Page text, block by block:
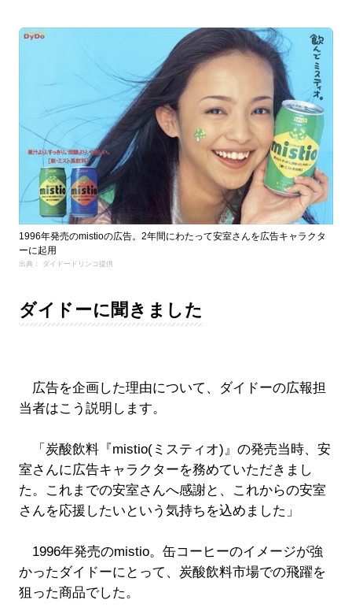
1996年発売のmistioの広告。2年間にわたって安室さんを広告キャラクタ
ーに起用
出典： ダイドードリンコ提供
ダイドーに聞きました
広告を企画した理由について、ダイドーの広報担
当者はこう説明します。
「炭酸飲料『mistio(ミスティオ)』の発売当時、安
室さんに広告キャラクターを務めていただきまし
た。これまでの安室さんへ感謝と、これからの安室
さんを応援したいという気持ちを込めました」
1996年発売のmistio。缶コーヒーのイメージが強
かったダイドーにとって、炭酸飲料市場での飛躍を
狙った商品でした。